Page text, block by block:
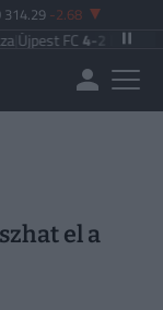
314.29 -2.68
4-2Debreceni VSC|
el a